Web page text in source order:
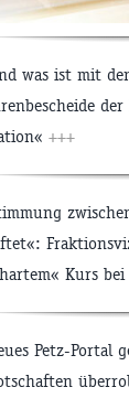
was ist mit
+++
Kurs bei
Petz-Portal